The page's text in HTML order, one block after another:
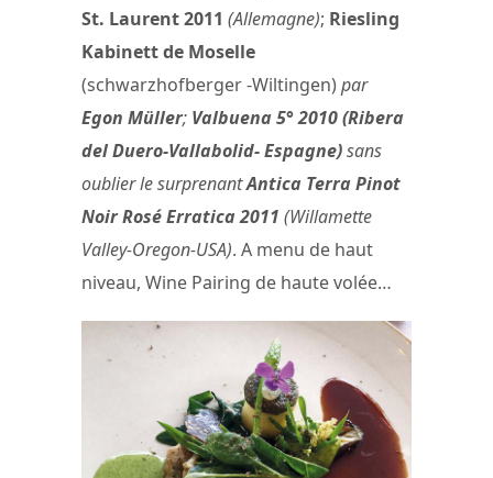
St. Laurent 2011 (Allemagne); Riesling
Kabinett de Moselle
(schwarzhofberger -Wiltingen) par
Egon Müller; Valbuena 5° 2010(Ribera
del Duero-Vallabolid- Espagne)sans
oublier le surprenantAntica Terra Pinot
Noir Rosé Erratica 2011 (Willamette
Valley-Oregon-USA). A menu de haut
niveau, Wine Pairing de haute volée…